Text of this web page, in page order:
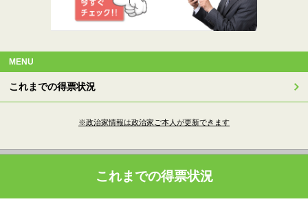
MENU
これまでの得票状況
※政治家情報は政治家ご本人が更新できます
これまでの得票状況